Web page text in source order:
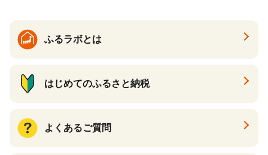
ふるラボとは
はじめてのふるさと納税
よくあるご質問